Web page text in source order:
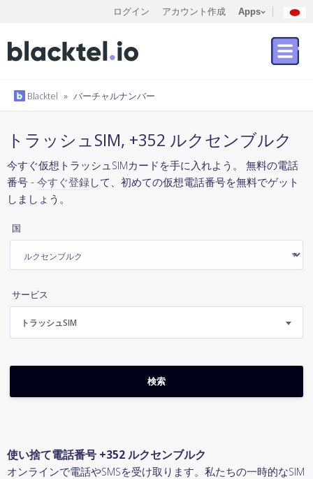
ログイン アカウント作成 Apps
Blacktel » バーチャルナンバー
トラッシュSIM, +352 ルクセンブルク
今すぐ仮想トラッシュSIMカードを手に入れよう。 無料の電話
番号 - 今すぐ登録して、初めての仮想電話番号を無料でゲット
しましょう。
国
サービス
トラッシュSIM
使い捨て電話番号 +352 ルクセンブルク
オンラインで電話やSMSを受け取ります。私たちの一時的なSIM